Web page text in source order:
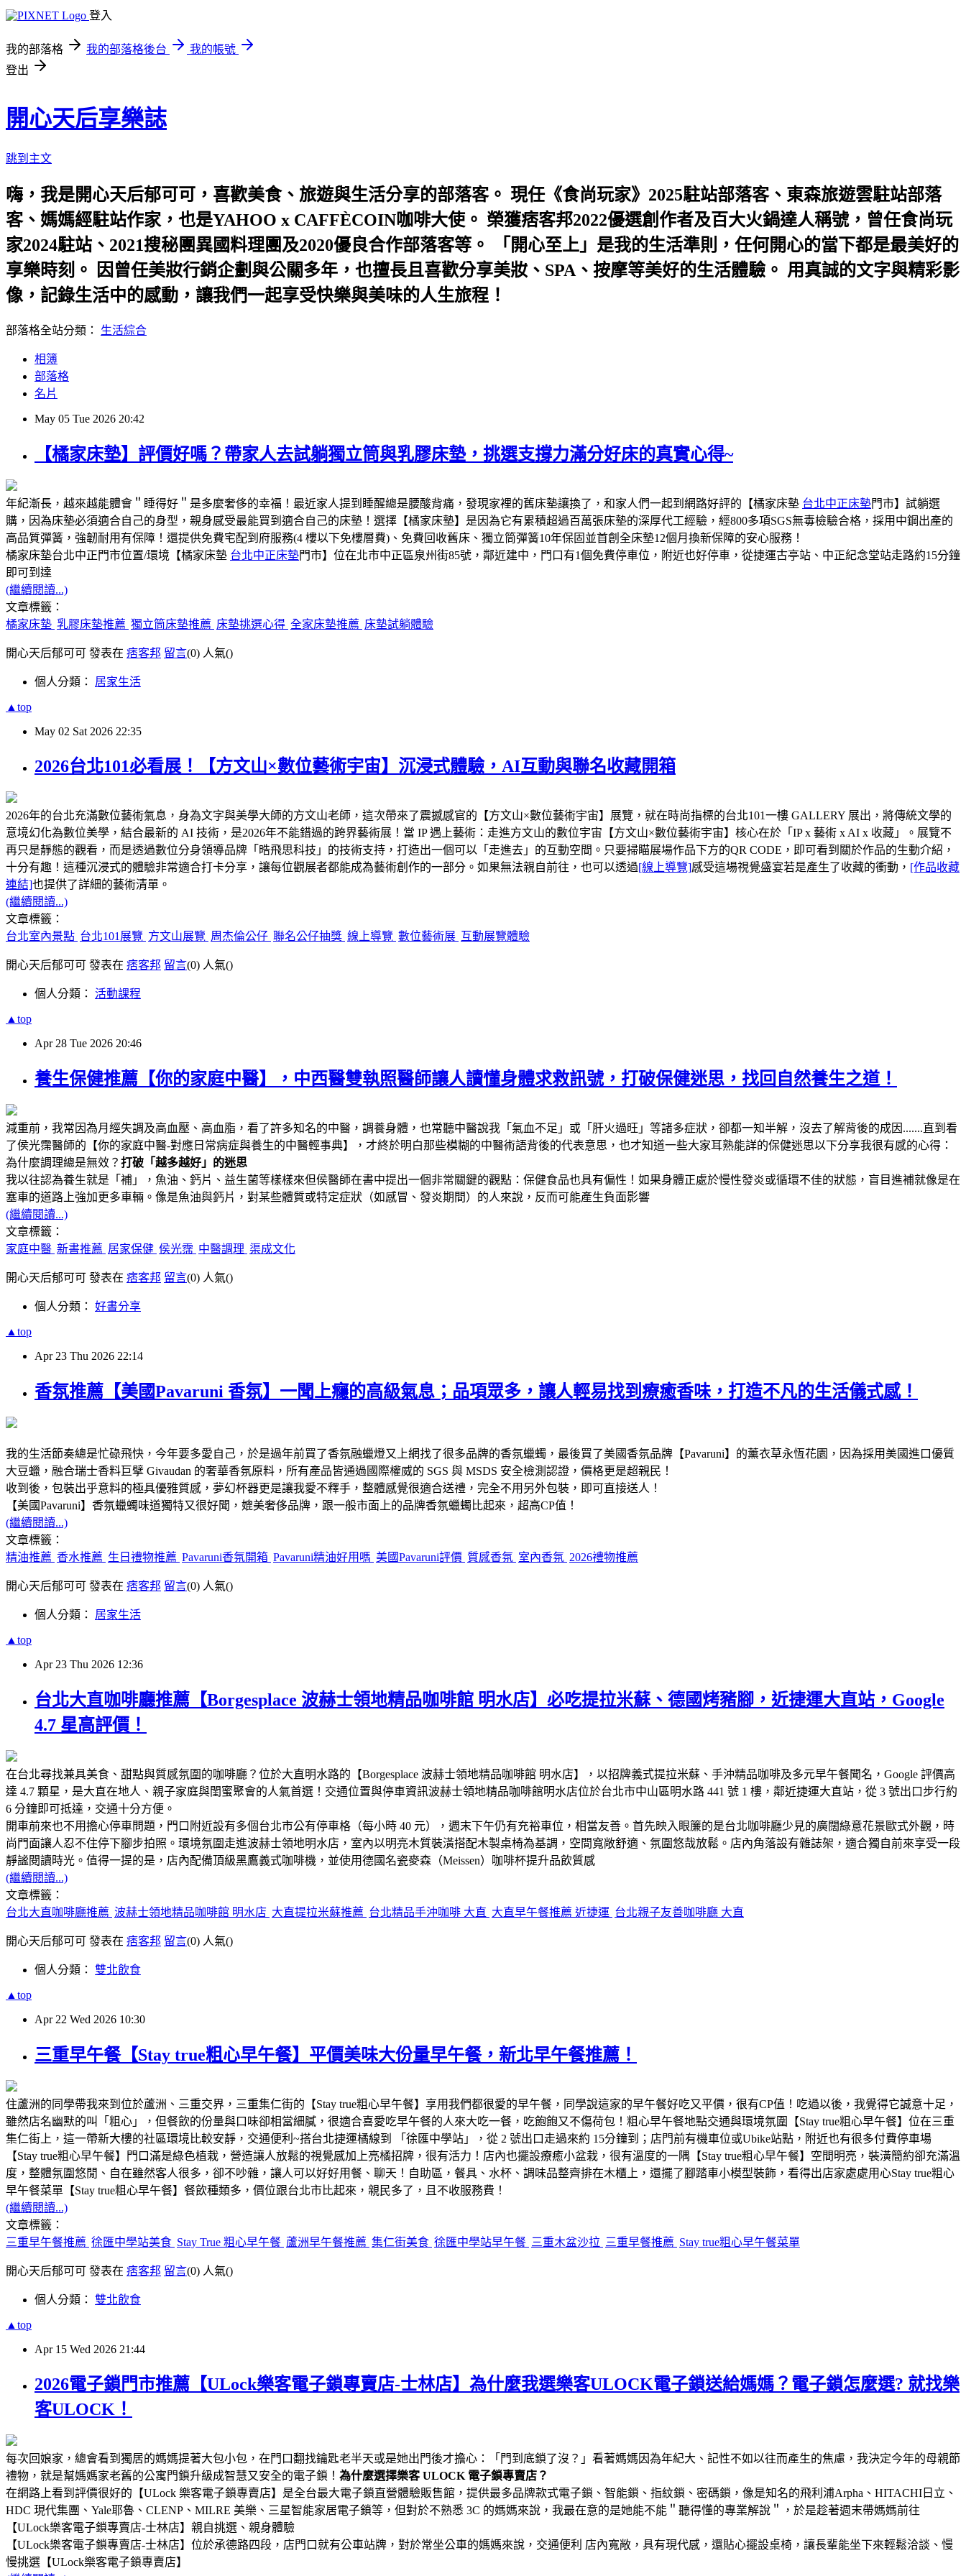
登入
我的部落格 我的部落格後台
我的帳號
登出
開心天后享樂誌
跳到主文
嗨，我是開心天后郁可可，喜歡美食、旅遊與生活分享的部落客。 現任《食尚玩家》2025駐站部落客、東森旅遊雲駐站部落
客、媽媽經駐站作家，也是YAHOO x CAFFÈCOIN咖啡大使。 榮獲痞客邦2022優選創作者及百大火鍋達人稱號，曾任食尚玩
家2024駐站、2021搜秘團異國料理團及2020優良合作部落客等。 「開心至上」是我的生活準則，任何開心的當下都是最美好的
享樂時刻。 因曾任美妝行銷企劃與公關多年，也擅長且喜歡分享美妝、SPA、按摩等美好的生活體驗。 用真誠的文字與精彩影
像，記錄生活中的感動，讓我們一起享受快樂與美味的人生旅程！
部落格全站分類： 生活綜合
相簿
部落格
名片
May 05 Tue 2026 20:42
【橘家床墊】評價好嗎？帶家人去試躺獨立筒與乳膠床墊，挑選支撐力滿分好床的真實心得~
年紀漸長，越來越能體會＂睡得好＂是多麼奢侈的幸福！最近家人提到睡醒總是腰酸背痛，發現家裡的舊床墊讓換了，和家人們一起到網路好評的【橘家床墊 台北中正床墊門市】試躺選
購，因為床墊必須適合自己的身型，親身感受最能買到適合自己的床墊！選擇【橘家床墊】是因為它有累積超過百萬張床墊的深厚代工經驗，經800多項SGS無毒檢驗合格，採用中鋼出產的
高品質彈簧，強韌耐用有保障！還提供免費宅配到府服務(4 樓以下免樓層費)、免費回收舊床、獨立筒彈簧10年保固並首創全床墊12個月換新保障的安心服務！
橘家床墊台北中正門市位置/環境【橘家床墊 台北中正床墊門市】位在北市中正區泉州街85號，鄰近建中，門口有1個免費停車位，附近也好停車，從捷運古亭站、中正紀念堂站走路約15分鐘
即可到達
(繼續閱讀...)
文章標籤：
橘家床墊 乳膠床墊推薦 獨立筒床墊推薦 床墊挑選心得 全家床墊推薦 床墊試躺體驗
開心天后郁可可 發表在 痞客邦 留言(0) 人氣()
個人分類： 居家生活
▲top
May 02 Sat 2026 22:35
2026台北101必看展！【方文山×數位藝術宇宙】沉浸式體驗，AI互動與聯名收藏開箱
2026年的台北充滿數位藝術氣息，身為文字與美學大師的方文山老師，這次帶來了震撼感官的【方文山×數位藝術宇宙】展覽，就在時尚指標的台北101一樓 GALLERY 展出，將傳統文學的
意境幻化為數位美學，結合最新的 AI 技術，是2026年不能錯過的跨界藝術展！當 IP 遇上藝術：走進方文山的數位宇宙【方文山×數位藝術宇宙】核心在於「IP x 藝術 x AI x 收藏」。展覽不
再只是靜態的觀看，而是透過數位分身領導品牌「晧飛思科技」的技術支持，打造出一個可以「走進去」的互動空間。只要掃瞄展場作品下方的QR CODE，即可看到關於作品的生動介紹，
十分有趣！這種沉浸式的體驗非常適合打卡分享，讓每位觀展者都能成為藝術創作的一部分。如果無法親自前往，也可以透過[線上導覽]感受這場視覺盛宴若是產生了收藏的衝動， [作品收藏
連結]也提供了詳細的藝術清單。
(繼續閱讀...)
文章標籤：
台北室內景點 台北101展覽 方文山展覽 周杰倫公仔 聯名公仔抽獎 線上導覽 數位藝術展 互動展覽體驗
開心天后郁可可 發表在 痞客邦 留言(0) 人氣()
個人分類： 活動課程
▲top
Apr 28 Tue 2026 20:46
養生保健推薦【你的家庭中醫】，中西醫雙執照醫師讓人讀懂身體求救訊號，打破保健迷思，找回自然養生之道！
減重前，我常因為月經失調及高血壓、高血脂，看了許多知名的中醫，調養身體，也常聽中醫說我「氣血不足」或「肝火過旺」等諸多症狀，卻都一知半解，沒去了解背後的成因.......直到看
了侯光霈醫師的【你的家庭中醫-對應日常病症與養生的中醫輕事典】，才終於明白那些模糊的中醫術語背後的代表意思，也才知道一些大家耳熟能詳的保健迷思以下分享我很有感的心得：
為什麼調理總是無效？ 打破「越多越好」的迷思
我以往認為養生就是「補」，魚油、鈣片、益生菌等樣樣來但侯醫師在書中提出一個非常關鍵的觀點：保健食品也具有偏性！如果身體正處於慢性發炎或循環不佳的狀態，盲目進補就像是在
塞車的道路上強加更多車輛。像是魚油與鈣片，對某些體質或特定症狀（如感冒、發炎期間）的人來說，反而可能產生負面影響
(繼續閱讀...)
文章標籤：
家庭中醫 新書推薦 居家保健 侯光霈 中醫調理 渠成文化
開心天后郁可可 發表在 痞客邦 留言(0) 人氣()
個人分類： 好書分享
▲top
Apr 23 Thu 2026 22:14
香氛推薦【美國Pavaruni 香氛】一聞上癮的高級氣息；品項眾多，讓人輕易找到療癒香味，打造不凡的生活儀式感！
我的生活節奏總是忙碌飛快，今年要多愛自己，於是過年前買了香氛融蠟燈又上網找了很多品牌的香氛蠟蠋，最後買了美國香氛品牌【Pavaruni】的薰衣草永恆花園，因為採用美國進口優質
大豆蠟，融合瑞士香料巨擘 Givaudan 的奢華香氛原料，所有產品皆通過國際權威的 SGS 與 MSDS 安全檢測認證，價格更是超親民！
收到後，包裝出乎意料的極具優雅質感，夢幻杯器更是讓我愛不釋手，整體感覺很適合送禮，完全不用另外包裝，即可直接送人！
【美國Pavaruni】香氛蠟蠋味道獨特又很好聞，媲美奢侈品牌，跟一般市面上的品牌香氛蠟蠋比起來，超高CP值！
(繼續閱讀...)
文章標籤：
精油推薦 香水推薦 生日禮物推薦 Pavaruni香氛開箱 Pavaruni精油好用嗎 美國Pavaruni評價 質感香氛 室內香氛 2026禮物推薦
開心天后郁可可 發表在 痞客邦 留言(0) 人氣()
個人分類： 居家生活
▲top
Apr 23 Thu 2026 12:36
台北大直咖啡廳推薦【Borgesplace 波赫士領地精品咖啡館 明水店】必吃提拉米蘇、德國烤豬腳，近捷運大直站，Google
4.7 星高評價！
在台北尋找兼具美食、甜點與質感氛圍的咖啡廳？位於大直明水路的【Borgesplace 波赫士領地精品咖啡館 明水店】，以招牌義式提拉米蘇、手沖精品咖啡及多元早午餐聞名，Google 評價高
達 4.7 顆星，是大直在地人、親子家庭與閨蜜聚會的人氣首選！交通位置與停車資訊波赫士領地精品咖啡館明水店位於台北市中山區明水路 441 號 1 樓，鄰近捷運大直站，從 3 號出口步行約
6 分鐘即可抵達，交通十分方便。
開車前來也不用擔心停車問題，門口附近設有多個台北市公有停車格（每小時 40 元），週末下午仍有充裕車位，相當友善。首先映入眼簾的是台北咖啡廳少見的廣闊綠意花景歐式外觀，時
尚門面讓人忍不住停下腳步拍照。環境氛圍走進波赫士領地明水店，室內以明亮木質裝潢搭配木製桌椅為基調，空間寬敞舒適、氛圍悠哉放鬆。店內角落設有雜誌架，適合獨自前來享受一段
靜謐閱讀時光。值得一提的是，店內配備頂級黑鷹義式咖啡機，並使用德國名瓷麥森（Meissen）咖啡杯提升品飲質感
(繼續閱讀...)
文章標籤：
台北大直咖啡廳推薦 波赫士領地精品咖啡館 明水店 大直提拉米蘇推薦 台北精品手沖咖啡 大直 大直早午餐推薦 近捷運 台北親子友善咖啡廳 大直
開心天后郁可可 發表在 痞客邦 留言(0) 人氣()
個人分類： 雙北飲食
▲top
Apr 22 Wed 2026 10:30
三重早午餐【Stay true粗心早午餐】平價美味大份量早午餐，新北早午餐推薦！
住蘆洲的同學帶我來到位於蘆洲、三重交界，三重集仁街的【Stay true粗心早午餐】享用我們都很愛的早午餐，同學說這家的早午餐好吃又平價，很有CP值！吃過以後，我覺得它誠意十足，
雖然店名幽默的叫「粗心」，但餐飲的份量與口味卻相當細膩，很適合喜愛吃早午餐的人來大吃一餐，吃飽飽又不傷荷包！粗心早午餐地點交通與環境氛圍【Stay true粗心早午餐】位在三重
集仁街上，這一帶新大樓的社區環境比較安靜，交通便利~搭台北捷運橘線到 「徐匯中學站」，從 2 號出口走過來約 15分鐘到；店門前有機車位或Ubike站點，附近也有很多付費停車場
【Stay true粗心早午餐】門口滿是綠色植栽，營造讓人放鬆的視覺感加上亮橘招牌，很有活力！店內也擺設療癒小盆栽，很有溫度的一隅【Stay true粗心早午餐】空間明亮，裝潢簡約卻充滿溫
度，整體氛圍悠閒、自在雖然客人很多，卻不吵雜，讓人可以好好用餐、聊天！自助區，餐具、水杯、調味品整齊排在木櫃上，還擺了腳踏車小模型裝飾，看得出店家處處用心Stay true粗心
早午餐菜單【Stay true粗心早午餐】餐飲種類多，價位跟台北市比起來，親民多了，且不收服務費！
(繼續閱讀...)
文章標籤：
三重早午餐推薦 徐匯中學站美食 Stay True 粗心早午餐 蘆洲早午餐推薦 集仁街美食 徐匯中學站早午餐 三重木盆沙拉 三重早餐推薦 Stay true粗心早午餐菜單
開心天后郁可可 發表在 痞客邦 留言(0) 人氣()
個人分類： 雙北飲食
▲top
Apr 15 Wed 2026 21:44
2026電子鎖門市推薦【ULock樂客電子鎖專賣店-士林店】為什麼我選樂客ULOCK電子鎖送給媽媽？電子鎖怎麼選? 就找樂
客ULOCK！
每次回娘家，總會看到獨居的媽媽提著大包小包，在門口翻找鑰匙老半天或是她出門後才擔心：「門到底鎖了沒？」看著媽媽因為年紀大、記性不如以往而產生的焦慮，我決定今年的母親節
禮物，就是幫媽媽家老舊的公寓門鎖升級成智慧又安全的電子鎖！ 為什麼選擇樂客 ULOCK 電子鎖專賣店？
在網路上看到評價很好的【ULock 樂客電子鎖專賣店】是全台最大電子鎖直營體驗販售館，提供最多品牌款式電子鎖、智能鎖、指紋鎖、密碼鎖，像是知名的飛利浦Arpha、HITACHI日立、
HDC 現代集團、Yale耶魯、CLENP、MILRE 美樂、三星智能家居電子鎖等，但對於不熟悉 3C 的媽媽來說，我最在意的是她能不能＂聽得懂的專業解說＂，於是趁著週末帶媽媽前往
【ULock樂客電子鎖專賣店-士林店】親自挑選、親身體驗
【ULock樂客電子鎖專賣店-士林店】位於承德路四段，店門口就有公車站牌，對於常坐公車的媽媽來說，交通便利 店內寬敞，具有現代感，還貼心擺設桌椅，讓長輩能坐下來輕鬆洽談、慢
慢挑選【ULock樂客電子鎖專賣店】